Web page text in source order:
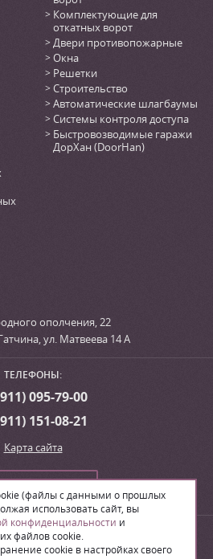
(файлы с данными о прошлых
использовать сайт, вы
конфиденциальности и
файлов cookie.
cookie в настройках своего
Комплектующие для
откатных ворот
Двери противопожарные
Окна
Решетки
Строительство
Автоматические шлагбаумы
Системы контроля доступа
Быстровозводимые гаражи
ДорХан (DoorHan)
ополчения, 22
,ул. Матвеева 14 А
ТЕЛЕФОНЫ:
095-79-00
151-08-21
Карта сайта
заказ
компания «ЛВН»